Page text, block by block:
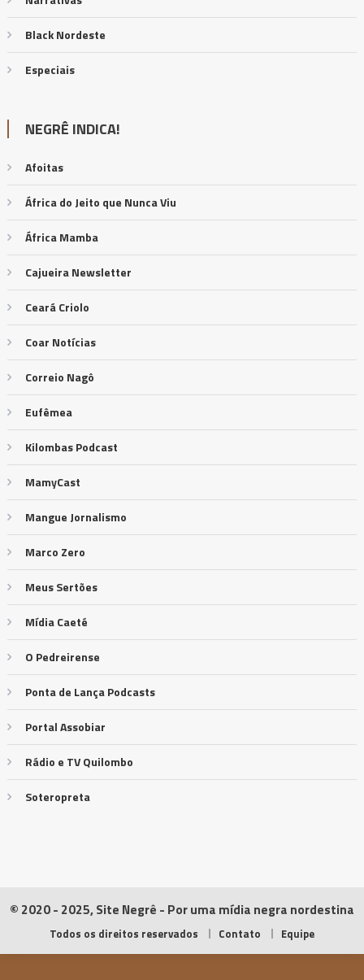
Black Nordeste
Especiais
NEGRÊ INDICA!
Afoitas
África do Jeito que Nunca Viu
África Mamba
Cajueira Newsletter
Ceará Criolo
Coar Notícias
Correio Nagô
Eufêmea
Kilombas Podcast
MamyCast
Mangue Jornalismo
Marco Zero
Meus Sertões
Mídia Caeté
O Pedreirense
Ponta de Lança Podcasts
Portal Assobiar
Rádio e TV Quilombo
Soteropreta
© 2020 - 2025, Site Negrê - Por uma mídia negra nordestina
Todos os direitos reservados Contato Equipe